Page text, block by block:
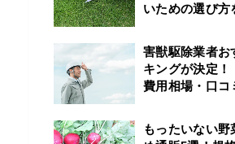
いための選び方
害獣駆除業者お
キングが決定
費用相場・口コ
もったいない野